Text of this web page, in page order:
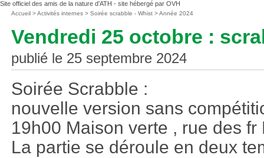
Site officiel des amis de la nature d’ATH - site hébergé par OVH
Vous
ici
Accueil >Activités internes >Soirée scrabble - Whist >Année 2024
Vendredi 25 octobre :
publié le 25 septembre 2024
Soirée Scrabble :
nouvelle version sans
19h00 Maison verte , rue des
La partie se déroule en deux